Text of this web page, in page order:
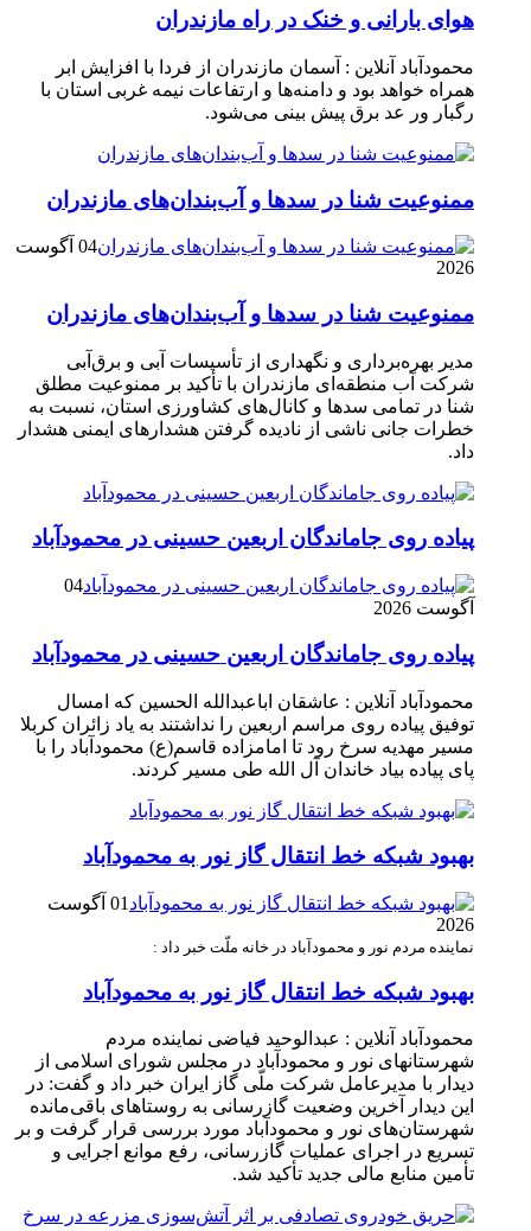
هوای بارانی و خنک در راه مازندران
محمودآباد آنلاین : آسمان مازندران از فردا با افزایش ابر
همراه خواهد بود و دامنه‌ها و ارتفاعات نیمه غربی استان با
رگبار ور عد برق پیش بینی می‌شود.
ممنوعیت شنا در سدها و آب‌بندان‌‌های مازندران
04 آگوست
2026
ممنوعیت شنا در سدها و آب‌بندان‌‌های مازندران
مدیر بهره‌برداری و نگهداری از تأسیسات آبی و برق‌آبی
شرکت آب منطقه‌ای مازندران با تأکید بر ممنوعیت مطلق
شنا در تمامی سدها و کانال‌های کشاورزی استان، نسبت به
خطرات جانی ناشی از نادیده گرفتن هشدارهای ایمنی هشدار
داد.
پیاده روی جاماندگان اربعین حسینی در محمودآباد
04
آگوست 2026
پیاده روی جاماندگان اربعین حسینی در محمودآباد
محمودآباد آنلاین : عاشقان اباعبدالله الحسین که امسال
توفیق پیاده روی مراسم اربعین را نداشتند به یاد زائران کربلا
مسیر مهدیه سرخ رود تا امامزاده قاسم(ع) محمودآباد را با
پای پیاده بیاد خاندان آل الله طی مسیر کردند.
بهبود شبکه خط انتقال گاز نور به محمودآباد
01 آگوست
2026
نماینده مردم نور و محمودآباد در خانه ملّت خبر داد :
بهبود شبکه خط انتقال گاز نور به محمودآباد
محمودآباد آنلاین : عبدالوحید فیاضی نماینده مردم
شهرستانهای نور و محمودآباد در مجلس شورای اسلامی از
دیدار با مدیرعامل شرکت ملّی گاز ایران خبر داد و گفت: در
این دیدار آخرین وضعیت گازرسانی به روستاهای باقی‌مانده
شهرستان‌های نور و محمودآباد مورد بررسی قرار گرفت و بر
تسریع در اجرای عملیات گازرسانی، رفع موانع اجرایی و
تأمین منابع مالی جدید تأکید شد.